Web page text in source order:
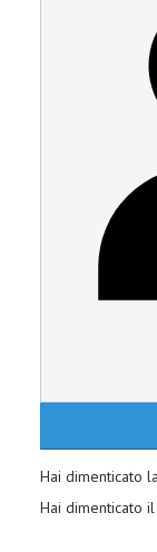
Hai dimenticato
Hai dimenticato